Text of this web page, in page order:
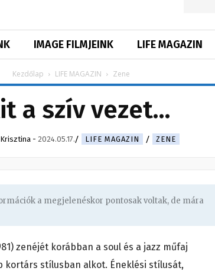
IMAGE FILMJEINK LIFE MAGAZIN
Kezdőlap LIFE MAGAZIN Zene
a szív vezet…
- 2024.05.17. LIFE MAGAZIN ZENE
a megjelenéskor pontosak voltak, de mára
zenéjét korábban a soul és a jazz műfaj
kortárs stílusban alkot. Éneklési stílusát,